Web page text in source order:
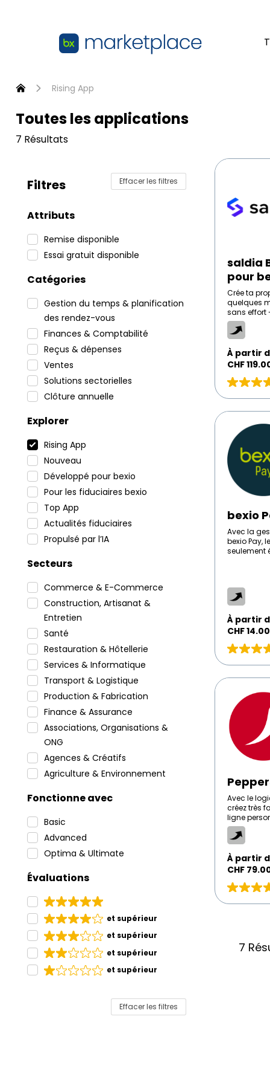
AccueilRising App
Toutes les applications
7 Résultats
Filtres Effacer les filtres
Attributs
Remise disponible
Essai gratuit disponible
Catégories
Gestion du temps & planification
des rendez-vous
Finances & Comptabilité
Reçus & dépenses
Ventes
Solutions sectorielles
Clôture annuelle
Explorer
Rising App
Nouveau
Développé pour bexio
Pour les fiduciaires bexio
Top App
Actualités fiduciaires
Propulsé par l’IA
Secteurs
Commerce & E-Commerce
Construction, Artisanat &
Entretien
Santé
Restauration & Hôtellerie
Services & Informatique
Transport & Logistique
Production & Fabrication
Finance & Assurance
Associations, Organisations &
ONG
Agences & Créatifs
Agriculture & Environnement
Fonctionne avec
Basic
Advanced
Optima & Ultimate
Évaluations
et supérieur
et supérieur
et supérieur
et supérieur
Effacer les filtres
saldia
ligne
pour
saldia
pour
Crée ta
quelques
sans effort
boutique
Deviens la
et vends à
n'importe
centrale si
grand-
ceux qui
À
partir
de
CHF
119.00
À partir
CHF
Évaluation
5
sur
basé
sur
1
avis
bexio
bexio
Avec la
bexio Pay,
seulement
solution
des frais,
qu'un
sans
À
partir
de
CHF
14.00
/
À partir
CHF14.00
Évaluation
5
sur
basé
sur
avis
PepperShop
Online
Shop
Avec le
créez très
ligne
transmises
stocks et
clic.
À
partir
de
CHF
79.00
À partir
CHF
Évaluation
5
7